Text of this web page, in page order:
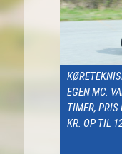
EGEN MC.
TIMER, PRIS
KR. OP TIL